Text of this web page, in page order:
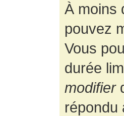
À moins
pouvez
Vous
durée
modifier
répondu